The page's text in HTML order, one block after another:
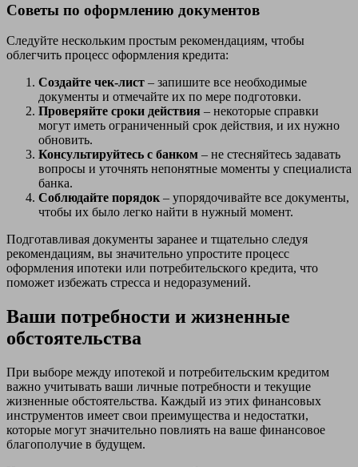
Советы по оформлению документов
Следуйте нескольким простым рекомендациям, чтобы
облегчить процесс оформления кредита:
Создайте чек-лист – запишите все необходимые
документы и отмечайте их по мере подготовки.
Проверяйте сроки действия – некоторые справки
могут иметь ограниченный срок действия, и их нужно
обновить.
Консультируйтесь с банком – не стесняйтесь задавать
вопросы и уточнять непонятные моменты у специалиста
банка.
Соблюдайте порядок – упорядочивайте все документы,
чтобы их было легко найти в нужный момент.
Подготавливая документы заранее и тщательно следуя
рекомендациям, вы значительно упростите процесс
оформления ипотеки или потребительского кредита, что
поможет избежать стресса и недоразумений.
Ваши потребности и жизненные
обстоятельства
При выборе между ипотекой и потребительским кредитом
важно учитывать ваши личные потребности и текущие
жизненные обстоятельства. Каждый из этих финансовых
инструментов имеет свои преимущества и недостатки,
которые могут значительно повлиять на ваше финансовое
благополучие в будущем.